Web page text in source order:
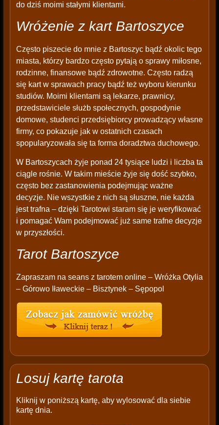
do dziś moimi stałymi klientami.
Wróżenie z kart Bartoszyce
Często piszecie do mnie z Bartoszyc bądź okolic tego
miasta, którzy bardzo często pytają o sprawy miłosne,
rodzinne, finansowe bądź zdrowotne. Często radzą
się kart w sprawach pracy bądź też wyboru kierunku
studiów. Moimi klientami są lekarze, prawnicy,
przedstawiciele służb społecznych, gospodynie
domowe, studenci przedsiębiorcy prowadzący własne
firmy, co pokazuje jak w ostatnich czasach
spopularyzowała się ta forma doradztwa duchowego.
W Bartoszycach żyje ponad 24 tysiące ludzi i liczba ta
ciągle rośnie. W takim mieście żyje się dość szybko,
często bez zastanowienia podejmując ważne
decyzje. Nie wszystkie z nich są słuszne, nie każda
jest trafna – dzięki Tarotowi staram się je weryfikować
i pomagać Wam podejmować już same trafne decyzje
w przyszłości.
Tarot Bartoszyce
Zapraszam na seans z tarotem online – Wróżka Otylia
– Górowo Iławeckie – Bisztynek – Sępopol
Losuj kartę tarota
Kliknij w poniższą kartę, aby wylosować dla siebie
kartę dnia.